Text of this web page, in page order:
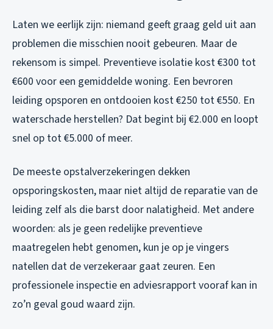
Laten we eerlijk zijn: niemand geeft graag geld uit aan
problemen die misschien nooit gebeuren. Maar de
rekensom is simpel. Preventieve isolatie kost €300 tot
€600 voor een gemiddelde woning. Een bevroren
leiding opsporen en ontdooien kost €250 tot €550. En
waterschade herstellen? Dat begint bij €2.000 en loopt
snel op tot €5.000 of meer.
De meeste opstalverzekeringen dekken
opsporingskosten, maar niet altijd de reparatie van de
leiding zelf als die barst door nalatigheid. Met andere
woorden: als je geen redelijke preventieve
maatregelen hebt genomen, kun je op je vingers
natellen dat de verzekeraar gaat zeuren. Een
professionele inspectie en adviesrapport vooraf kan in
zo’n geval goud waard zijn.